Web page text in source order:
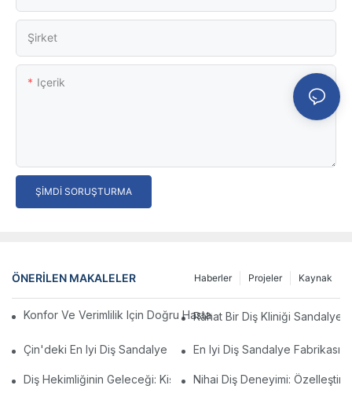
Şirket
Içerik
ŞIMDI SORUŞTURMA
ÖNERILEN MAKALELER Kaynak
Projeler
Haberler
Konfor Ve Verimlilik Için Doğru Hastane Laboratuvar
Rahat Bir Diş Kliniği
Çin'deki En Iyi Diş Sandalye Üreticileri: Yenilikler Ve Kalite
En Iyi Diş Sandalye
Diş Hekimliğinin Geleceği: Kişiselleştirilmiş Modern Diş
Nihai Diş Deneyimi: